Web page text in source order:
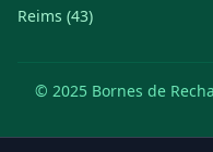
Reims (43)
© 2025 Bornes de